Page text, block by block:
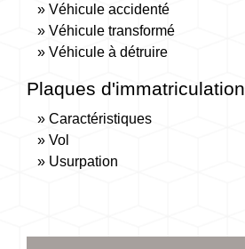
Véhicule accidenté
Véhicule transformé
Véhicule à détruire
Plaques d'immatriculation
Caractéristiques
Vol
Usurpation